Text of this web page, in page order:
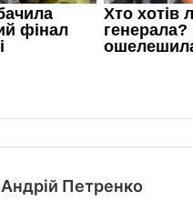
Андрій Петренко